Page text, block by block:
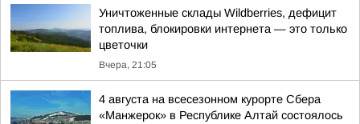
Уничтоженные склады Wildberries, дефицит
топлива, блокировки интернета — это только
цветочки
Вчера, 21:05
4 августа на всесезонном курорте Сбера
«Манжерок» в Республике Алтай состоялось